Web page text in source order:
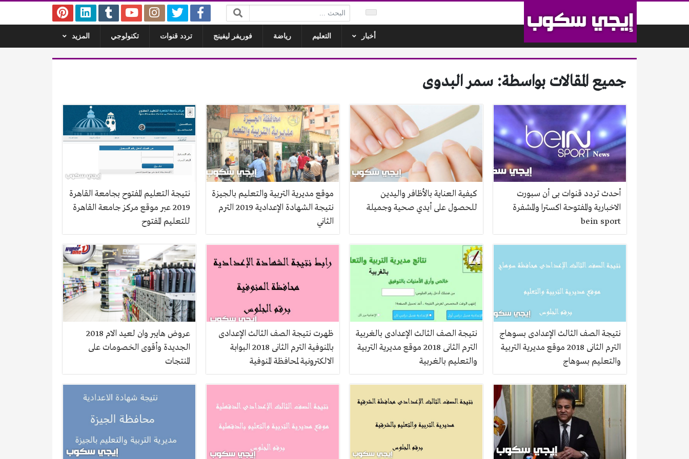
البحث:
أخبار التعليم رياضة فوريفر ليفينج تردد قنوات تكنولوجي المزيد
جميع المقالات بواسطة: سمر البدوى
أحدث تردد قنوات بى أن سبورت
الاخبارية والمفتوحة اكسترا والمشفرة
bein sport
كيفية العناية بالأظافر واليدين
للحصول على أيدي صحية وجميلة
موقع مديرية التربية والتعليم بالجيزة
نتيجة الشهادة الإعدادية 2019 الترم
الثاني
نتيجة التعليم المفتوح بجامعة القاهرة
2019 عبر موقع مركز جامعة القاهرة
للتعليم المفتوح
نتيجة الصف الثالث الإعدادى بسوهاج
الترم الثانى 2018 موقع مديرية التربية
والتعليم بسوهاج
نتيجة الصف الثالث الإعدادى بالغربية
الترم الثانى 2018 موقع مديرية التربية
والتعليم بالغربية
ظهرت نتيجة الصف الثالث الإعدادى
بالمنوفية الترم الثانى 2018 البوابة
الالكترونية لمحافظة المنوفية
عروض هايبر وان لعيد الام 2018
الجديدة وأقوى الخصومات على
المنتجات